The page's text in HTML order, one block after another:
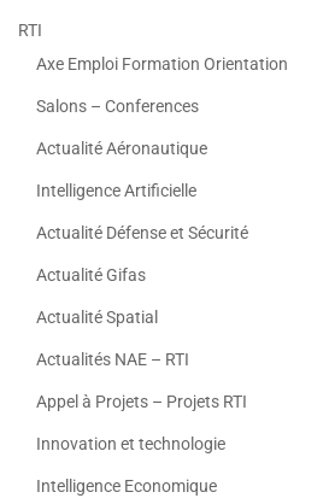
RTI
Axe Emploi Formation Orientation
Salons – Conferences
Actualité Aéronautique
Intelligence Artificielle
Actualité Défense et Sécurité
Actualité Gifas
Actualité Spatial
Actualités NAE – RTI
Appel à Projets – Projets RTI
Innovation et technologie
Intelligence Economique